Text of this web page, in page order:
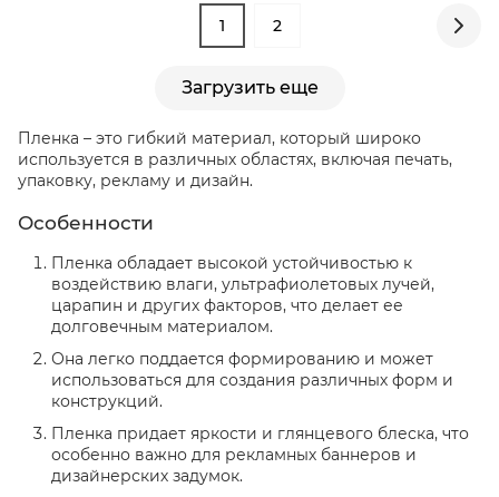
1 2
Загрузить еще
Пленка – это гибкий материал, который широко
используется в различных областях, включая печать,
упаковку, рекламу и дизайн.
Особенности
Пленка обладает высокой устойчивостью к
воздействию влаги, ультрафиолетовых лучей,
царапин и других факторов, что делает ее
долговечным материалом.
Она легко поддается формированию и может
использоваться для создания различных форм и
конструкций.
Пленка придает яркости и глянцевого блеска, что
особенно важно для рекламных баннеров и
дизайнерских задумок.